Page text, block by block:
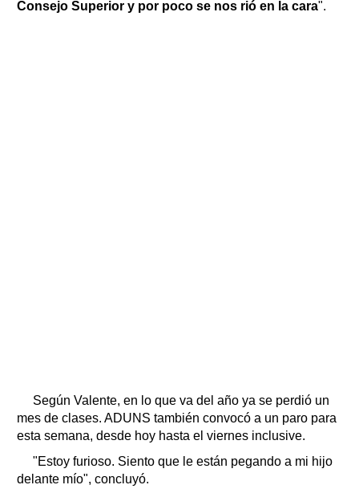
Consejo Superior y por poco se nos rió en la cara".
Según Valente, en lo que va del año ya se perdió un
mes de clases. ADUNS también convocó a un paro para
esta semana, desde hoy hasta el viernes inclusive.
"Estoy furioso. Siento que le están pegando a mi hijo
delante mío", concluyó.